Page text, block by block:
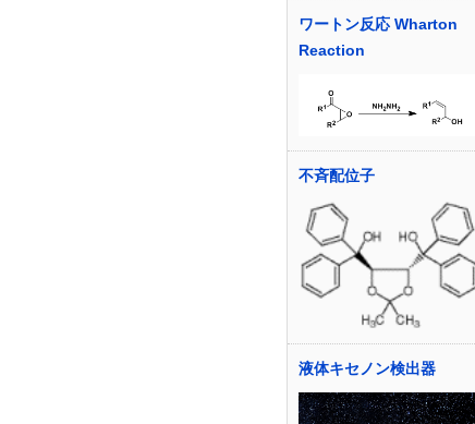
ワートン反応 Wharton
Reaction
不斉配位子
液体キセノン検出器